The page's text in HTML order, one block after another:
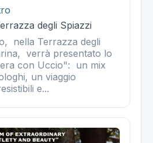
degli Spiazzi
nella Terrazza degli
verrà presentato lo
con Uccio": un mix
un viaggio
e...